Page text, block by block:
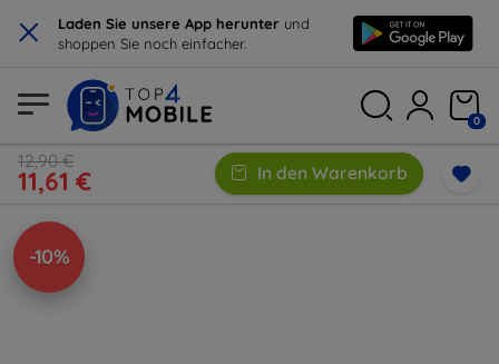
× Laden Sie unsere App herunter und
shoppen Sie noch einfacher.
0
12,90 €
11,61 € In den Warenkorb
-10%